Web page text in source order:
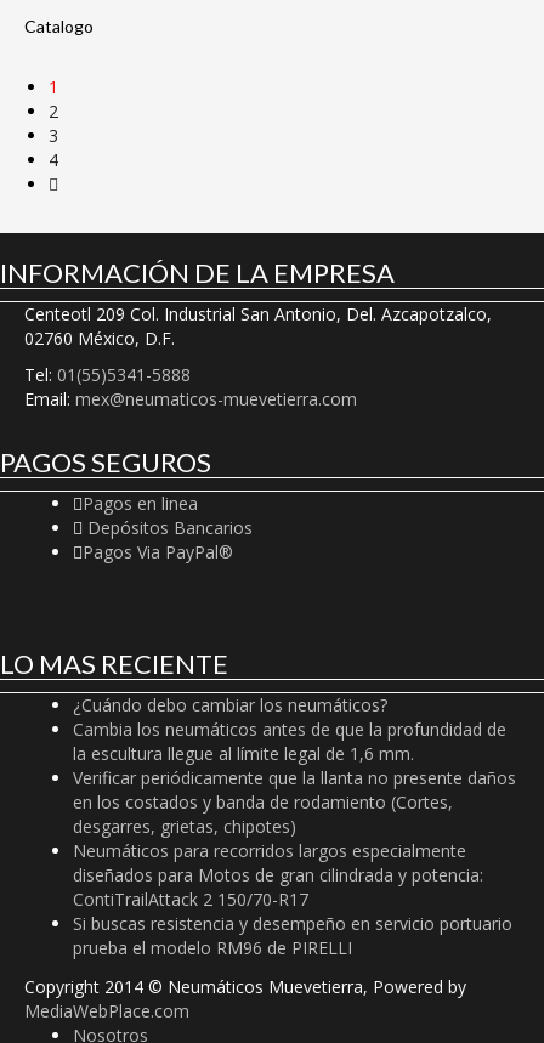
Catalogo
1
2
3
4
INFORMACIÓN DE LA EMPRESA
Centeotl 209 Col. Industrial San Antonio, Del. Azcapotzalco,
02760 México, D.F.
Tel: 01(55)5341-5888
Email: mex@neumaticos-muevetierra.com
PAGOS SEGUROS
Pagos en linea
Depósitos Bancarios
Pagos Via PayPal®
LO MAS RECIENTE
¿Cuándo debo cambiar los neumáticos?
Cambia los neumáticos antes de que la profundidad de
la escultura llegue al límite legal de 1,6 mm.
Verificar periódicamente que la llanta no presente daños
en los costados y banda de rodamiento (Cortes,
desgarres, grietas, chipotes)
Neumáticos para recorridos largos especialmente
diseñados para Motos de gran cilindrada y potencia:
ContiTrailAttack 2 150/70-R17
Si buscas resistencia y desempeño en servicio portuario
prueba el modelo RM96 de PIRELLI
Copyright 2014 © Neumáticos Muevetierra, Powered by
MediaWebPlace.com
Nosotros